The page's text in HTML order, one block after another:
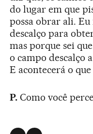
do lugar em que
possa obrar ali.
descalço para
mas porque sei
o campo descalço
E acontecerá o
P.Como você